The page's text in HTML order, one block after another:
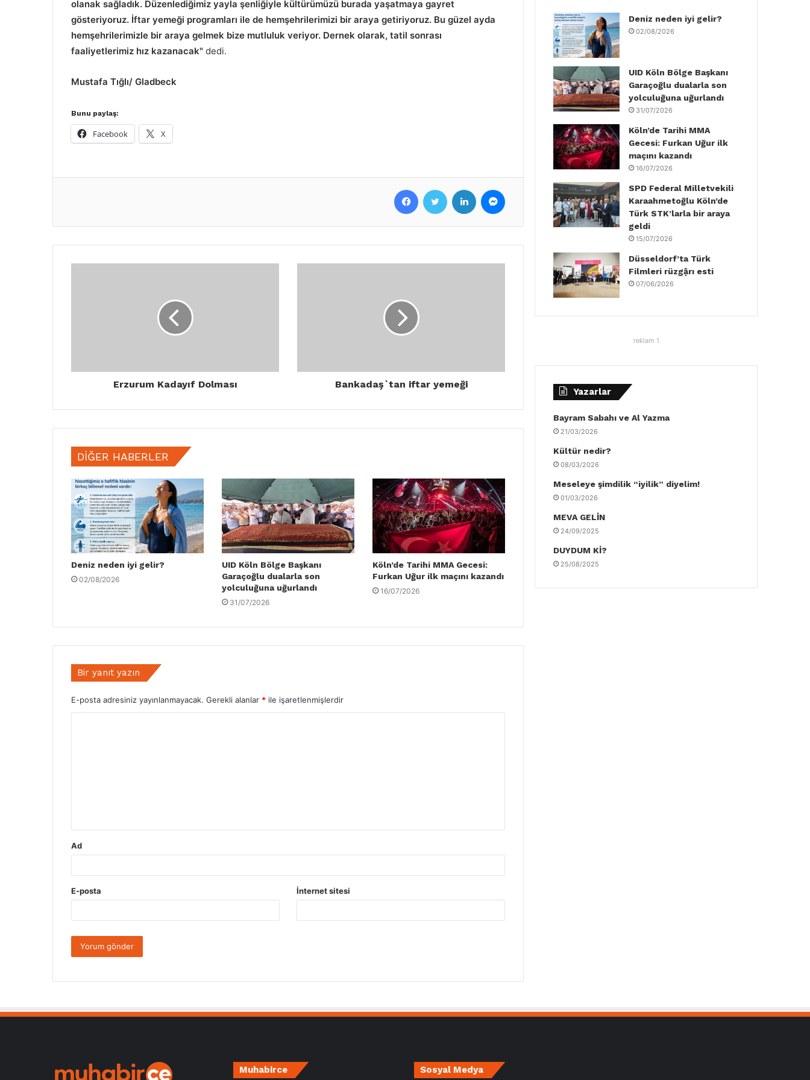
olanak sağladık. Düzenlediğimiz yayla şenliğiyle kültürümüzü burada yaşatmaya gayret
gösteriyoruz. İftar yemeği programları ile de hemşehrilerimizi bir araya getiriyoruz. Bu güzel ayda
hemşehrilerimizle bir araya gelmek bize mutluluk veriyor. Dernek olarak, tatil sonrası
faaliyetlerimiz hız kazanacak" dedi.
Mustafa Tığlı/ Gladbeck
Bunu paylaş:
Facebook X
Erzurum Kadayıf Dolması Bankadaş`tan iftar yemeği
DIĞER HABERLER
Deniz neden iyi gelir?
02/08/2026
UID Köln Bölge Başkanı
Garaçoğlu dualarla son
yolculuğuna uğurlandı
31/07/2026
Köln’de Tarihi MMA Gecesi:
Furkan Uğur ilk maçını kazandı
16/07/2026
Bir yanıt yazın
E-posta adresiniz yayınlanmayacak. Gerekli alanlar * ile işaretlenmişlerdir
Ad
E-posta İnternet sitesi
o
o
e
r
d
n
b
g
a
m
k
Deniz neden iyi gelir?
02/08/2026
UID Köln Bölge Başkanı
Garaçoğlu dualarla son
yolculuğuna uğurlandı
31/07/2026
Köln’de Tarihi MMA
Gecesi: Furkan Uğur ilk
maçını kazandı
16/07/2026
SPD Federal Milletvekili
Karaahmetoğlu Köln’de
Türk STK’larla bir araya
geldi
15/07/2026
Düsseldorf’ta Türk
Filmleri rüzgậrı esti
07/06/2026
reklam 1
Yazarlar
Bayram Sabahı ve Al Yazma
21/03/2026
Kültür nedir?
08/03/2026
Meseleye şimdilik “iyilik” diyelim!
01/03/2026
MEVA GELİN
24/09/2025
DUYDUM Kİ?
25/08/2025
Muhabirce Sosyal Medya